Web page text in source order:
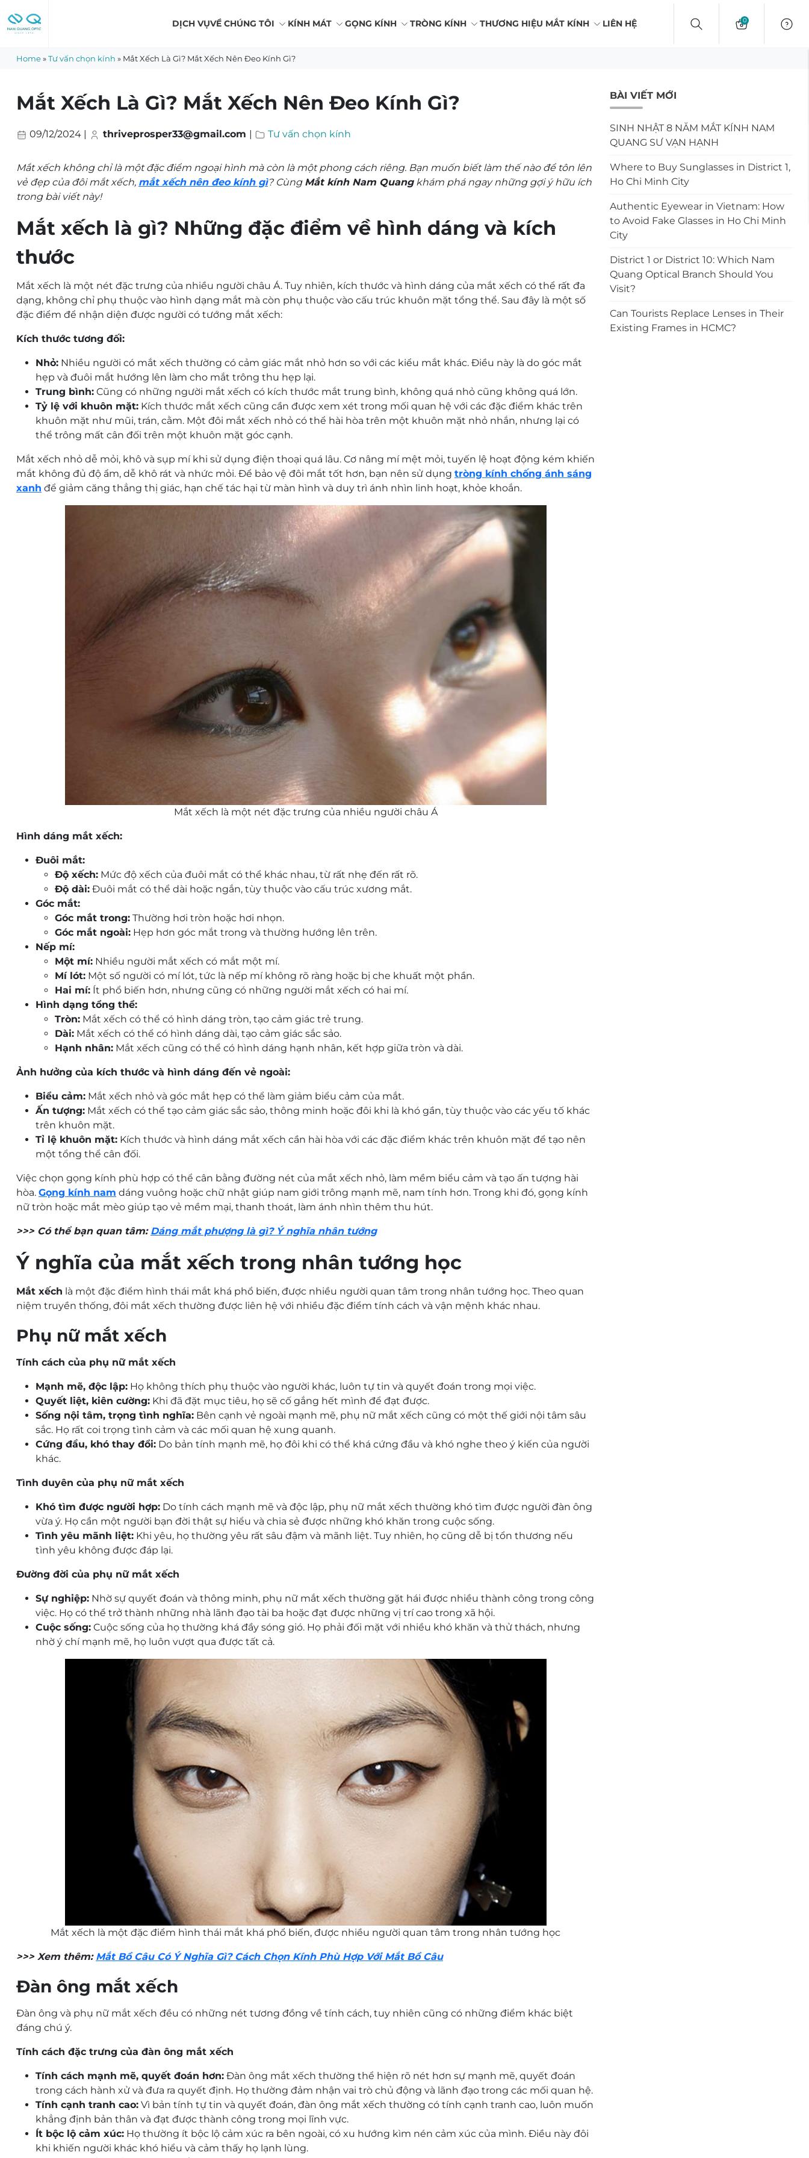
to
content
DỊCH VỤVỀ CHÚNG TÔI KÍNH MÁT GỌNG KÍNH TRÒNG KÍNH THƯƠNG HIỆU MẮT KÍNH LIÊN HỆ 0
Home»Tư vấn chọn kính » Mắt Xếch Là Gì? Mắt Xếch Nên Đeo Kính Gì?
Mắt Xếch Là Gì? Mắt Xếch Nên Đeo Kính Gì?
09/12/2024 | thriveprosper33@gmail.com | Tư vấn chọn kính
Mắt xếch không chỉ là một đặc điểm ngoại hình mà còn là một phong cách riêng. Bạn muốn biết làm thế nào để tôn lên
vẻ đẹp của đôi mắt xếch, mắt xếch nên đeo kính gì? Cùng Mắt kính Nam Quangkhám phá ngay những gợi ý hữu ích
trong bài viết này!
Mắt xếch là gì? Những đặc điểm về hình dáng và kích
thước
Mắt xếch là một nét đặc trưng của nhiều người châu Á. Tuy nhiên, kích thước và hình dáng của mắt xếch có thể rất đa
dạng, không chỉ phụ thuộc vào hình dạng mắt mà còn phụ thuộc vào cấu trúc khuôn mặt tổng thể. Sau đây là một số
đặc điểm để nhận diện được người có tướng mắt xếch:
Kích thước tương đối:
Nhỏ: Nhiều người có mắt xếch thường có cảm giác mắt nhỏ hơn so với các kiểu mắt khác. Điều này là do góc mắt
hẹp và đuôi mắt hướng lên làm cho mắt trông thu hẹp lại.
Trung bình: Cũng có những người mắt xếch có kích thước mắt trung bình, không quá nhỏ cũng không quá lớn.
Tỷ lệ với khuôn mặt: Kích thước mắt xếch cũng cần được xem xét trong mối quan hệ với các đặc điểm khác trên
khuôn mặt như mũi, trán, cằm. Một đôi mắt xếch nhỏ có thể hài hòa trên một khuôn mặt nhỏ nhắn, nhưng lại có
thể trông mất cân đối trên một khuôn mặt góc cạnh.
Mắt xếch nhỏ dễ mỏi, khô và sụp mí khi sử dụng điện thoại quá lâu. Cơ nâng mí mệt mỏi, tuyến lệ hoạt động kém khiến
mắt không đủ độ ẩm, dễ khô rát và nhức mỏi. Để bảo vệ đôi mắt tốt hơn, bạn nên sử dụng tròng kính chống ánh sáng
xanh để giảm căng thẳng thị giác, hạn chế tác hại từ màn hình và duy trì ánh nhìn linh hoạt, khỏe khoắn.
Mắt xếch là một nét đặc trưng của nhiều người châu Á
Hình dáng mắt xếch:
Đuôi mắt:
Độ xếch: Mức độ xếch của đuôi mắt có thể khác nhau, từ rất nhẹ đến rất rõ.
Độ dài: Đuôi mắt có thể dài hoặc ngắn, tùy thuộc vào cấu trúc xương mắt.
Góc mắt:
Góc mắt trong: Thường hơi tròn hoặc hơi nhọn.
Góc mắt ngoài: Hẹp hơn góc mắt trong và thường hướng lên trên.
Nếp mí:
Một mí: Nhiều người mắt xếch có mắt một mí.
Mí lót: Một số người có mí lót, tức là nếp mí không rõ ràng hoặc bị che khuất một phần.
Hai mí: Ít phổ biến hơn, nhưng cũng có những người mắt xếch có hai mí.
Hình dạng tổng thể:
Tròn: Mắt xếch có thể có hình dáng tròn, tạo cảm giác trẻ trung.
Dài: Mắt xếch có thể có hình dáng dài, tạo cảm giác sắc sảo.
Hạnh nhân: Mắt xếch cũng có thể có hình dáng hạnh nhân, kết hợp giữa tròn và dài.
Ảnh hưởng của kích thước và hình dáng đến vẻ ngoài:
Biểu cảm: Mắt xếch nhỏ và góc mắt hẹp có thể làm giảm biểu cảm của mắt.
Ấn tượng: Mắt xếch có thể tạo cảm giác sắc sảo, thông minh hoặc đôi khi là khó gần, tùy thuộc vào các yếu tố khác
trên khuôn mặt.
Tỉ lệ khuôn mặt: Kích thước và hình dáng mắt xếch cần hài hòa với các đặc điểm khác trên khuôn mặt để tạo nên
một tổng thể cân đối.
Việc chọn gọng kính phù hợp có thể cân bằng đường nét của mắt xếch nhỏ, làm mềm biểu cảm và tạo ấn tượng hài
hòa. Gọng kính nam dáng vuông hoặc chữ nhật giúp nam giới trông mạnh mẽ, nam tính hơn. Trong khi đó, gọng kính
nữ tròn hoặc mắt mèo giúp tạo vẻ mềm mại, thanh thoát, làm ánh nhìn thêm thu hút.
>>> Có thể bạn quan tâm: Dáng mắt phượng là gì? Ý nghĩa nhân tướng
Ý nghĩa của mắt xếch trong nhân tướng học
Mắt xếch là một đặc điểm hình thái mắt khá phổ biến, được nhiều người quan tâm trong nhân tướng học. Theo quan
niệm truyền thống, đôi mắt xếch thường được liên hệ với nhiều đặc điểm tính cách và vận mệnh khác nhau.
Phụ nữ mắt xếch
Tính cách của phụ nữ mắt xếch
Mạnh mẽ, độc lập: Họ không thích phụ thuộc vào người khác, luôn tự tin và quyết đoán trong mọi việc.
Quyết liệt, kiên cường: Khi đã đặt mục tiêu, họ sẽ cố gắng hết mình để đạt được.
Sống nội tâm, trọng tình nghĩa: Bên cạnh vẻ ngoài mạnh mẽ, phụ nữ mắt xếch cũng có một thế giới nội tâm sâu
sắc. Họ rất coi trọng tình cảm và các mối quan hệ xung quanh.
Cứng đầu, khó thay đổi: Do bản tính mạnh mẽ, họ đôi khi có thể khá cứng đầu và khó nghe theo ý kiến của người
khác.
Tình duyên của phụ nữ mắt xếch
Khó tìm được người hợp: Do tính cách mạnh mẽ và độc lập, phụ nữ mắt xếch thường khó tìm được người đàn ông
vừa ý. Họ cần một người bạn đời thật sự hiểu và chia sẻ được những khó khăn trong cuộc sống.
Tình yêu mãnh liệt: Khi yêu, họ thường yêu rất sâu đậm và mãnh liệt. Tuy nhiên, họ cũng dễ bị tổn thương nếu
tình yêu không được đáp lại.
Đường đời của phụ nữ mắt xếch
Sự nghiệp: Nhờ sự quyết đoán và thông minh, phụ nữ mắt xếch thường gặt hái được nhiều thành công trong công
việc. Họ có thể trở thành những nhà lãnh đạo tài ba hoặc đạt được những vị trí cao trong xã hội.
Cuộc sống: Cuộc sống của họ thường khá đầy sóng gió. Họ phải đối mặt với nhiều khó khăn và thử thách, nhưng
nhờ ý chí mạnh mẽ, họ luôn vượt qua được tất cả.
Mắt xếch là một đặc điểm hình thái mắt khá phổ biến, được nhiều người quan tâm trong nhân tướng học
>>> Xem thêm: Mắt Bồ Câu Có Ý Nghĩa Gì? Cách Chọn Kính Phù Hợp Với Mắt Bồ Câu
Đàn ông mắt xếch
Đàn ông và phụ nữ mắt xếch đều có những nét tương đồng về tính cách, tuy nhiên cũng có những điểm khác biệt
đáng chú ý.
Tính cách đặc trưng của đàn ông mắt xếch
Tính cách mạnh mẽ, quyết đoán hơn: Đàn ông mắt xếch thường thể hiện rõ nét hơn sự mạnh mẽ, quyết đoán
trong cách hành xử và đưa ra quyết định. Họ thường đảm nhận vai trò chủ động và lãnh đạo trong các mối quan hệ.
Tính cạnh tranh cao: Vì bản tính tự tin và quyết đoán, đàn ông mắt xếch thường có tính cạnh tranh cao, luôn muốn
khẳng định bản thân và đạt được thành công trong mọi lĩnh vực.
Ít bộc lộ cảm xúc: Họ thường ít bộc lộ cảm xúc ra bên ngoài, có xu hướng kìm nén cảm xúc của mình. Điều này đôi
khi khiến người khác khó hiểu và cảm thấy họ lạnh lùng.
BÀI VIẾT MỚI
SINH NHẬT 8 NĂM MẮT KÍNH NAM
QUANG SƯ VẠN HẠNH
Where to Buy Sunglasses in District 1,
Ho Chi Minh City
Authentic Eyewear in Vietnam: How
to Avoid Fake Glasses in Ho Chi Minh
City
District 1 or District 10: Which Nam
Quang Optical Branch Should You
Visit?
Can Tourists Replace Lenses in Their
Existing Frames in HCMC?